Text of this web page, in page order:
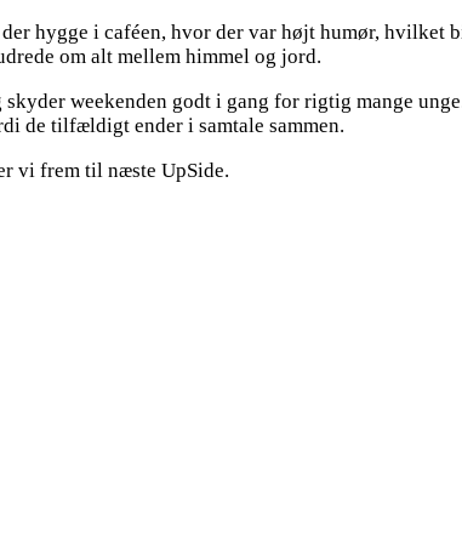
hygge i caféen, hvor der var højt humør, hvilket
om alt mellem himmel og jord.
weekenden godt i gang for rigtig mange
de tilfældigt ender i samtale sammen.
vi frem til næste UpSide.